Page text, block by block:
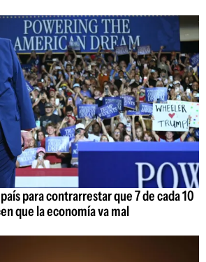
para contrarrestar que 7 de cada 10
que la economía va mal